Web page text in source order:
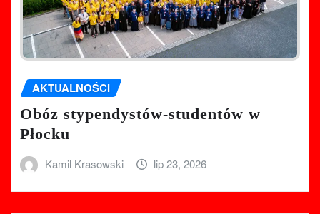
AKTUALNOŚCI
Obóz stypendystów-studentów w
Płocku
Kamil Krasowski lip 23, 2026